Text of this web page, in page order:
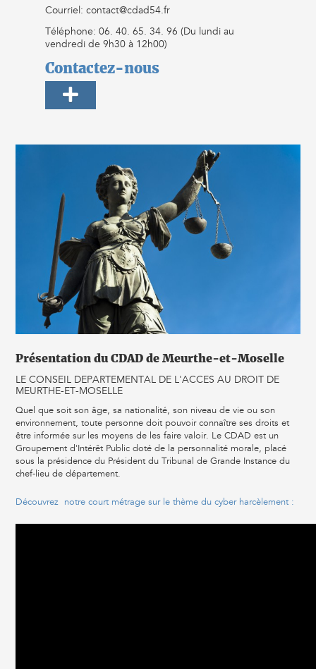
Courriel: contact@cdad54.fr
Téléphone: 06. 40. 65. 34. 96 (Du lundi au
vendredi de 9h30 à 12h00)
Contactez-nous
Présentation du CDAD de Meurthe-et-Moselle
LE CONSEIL DEPARTEMENTAL DE L'ACCES AU DROIT DE
MEURTHE-ET-MOSELLE
Quel que soit son âge, sa nationalité, son niveau de vie ou son
environnement, toute personne doit pouvoir connaître ses droits et
être informée sur les moyens de les faire valoir. Le CDAD est un
Groupement d'Intérêt Public doté de la personnalité morale, placé
sous la présidence du Président du Tribunal de Grande Instance du
chef-lieu de département.
Découvrez notre court métrage sur le thème du cyber harcèlement :